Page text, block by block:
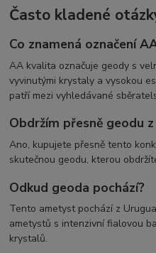
Často kladené
Co znamená označení
AA kvalita označuje geody s
vyvinutými krystaly a vysokou
patří mezi vyhledávané
Obdržím přesně geodu
Ano, kupujete přesně tento
skutečnou geodu, kterou
Odkud geoda pochází?
Tento ametyst pochází z
ametystů s intenzivní fialovou
krystalů.